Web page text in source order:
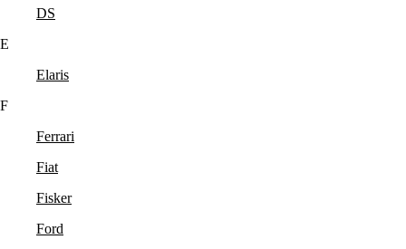
DS
E
Elaris
F
Ferrari
Fiat
Fisker
Ford